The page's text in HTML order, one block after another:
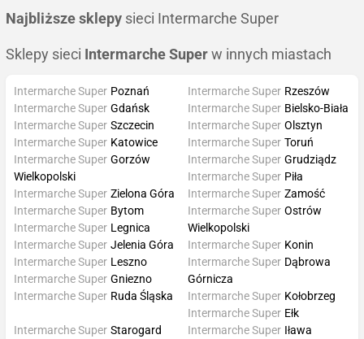
Najbliższe sklepy sieci Intermarche Super
Sklepy sieci Intermarche Super w innych miastach
Intermarche Super Poznań
Intermarche Super Gdańsk
Intermarche Super Szczecin
Intermarche Super Katowice
Intermarche Super Rzeszów
Intermarche Super Bielsko-Biała
Intermarche Super Olsztyn
Intermarche Super Toruń
Intermarche Super Gorzów
Wielkopolski
Intermarche Super Zielona Góra
Intermarche Super Bytom
Intermarche Super Legnica
Intermarche Super Grudziądz
Intermarche Super Piła
Intermarche Super Zamość
Intermarche Super Ostrów
Wielkopolski
Intermarche Super Jelenia Góra
Intermarche Super Leszno
Intermarche Super Gniezno
Intermarche Super Ruda Śląska
Intermarche Super Konin
Intermarche Super Dąbrowa
Górnicza
Intermarche Super Kołobrzeg
Intermarche Super Ełk
Intermarche Super Starogard
Intermarche Super Iława